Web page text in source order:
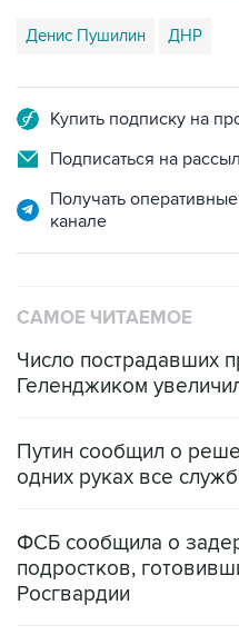
Подписаться на
Получать
Число пострадавших
Путин сообщил о
ФСБ сообщила о
Росгвардии
Беспилотные